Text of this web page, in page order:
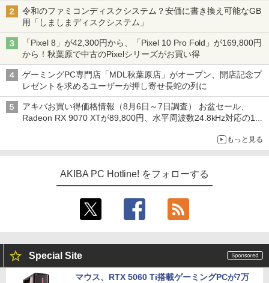
令和のファミコンディスクシステム？安価に書き換え可能なGB
用「しましまディスクシステム」
「Pixel 8」が42,300円から、「Pixel 10 Pro Fold」が169,800円
から！秋葉原で中古のPixelシリーズがお買い得
ゲーミングPC専門店「MDL秋葉原店」がオープン、開店記念プ
レゼントを求めるユーザーが押し寄せ長蛇の列に
アキバお買い得価格情報（8月6日～7日調査） お盆セール、
Radeon RX 9070 XTが89,800円、水平周波数24.8kHz対応の17
もっと見る
AKIBA PC Hotline! をフォローする
Special Site
マウス、RTX 5060 Ti搭載ゲーミングPCが7万